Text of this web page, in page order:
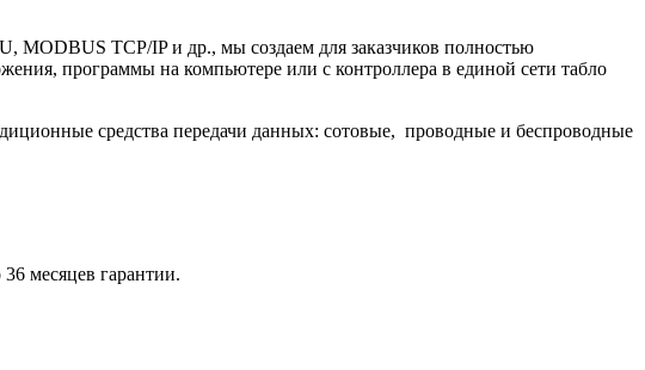
MODBUS TCP/IP и др., мы создаем для заказчиков полностью
программы на компьютере или с контроллера в единой сети табло
средства передачи данных: сотовые, проводные и беспроводные
месяцев гарантии.